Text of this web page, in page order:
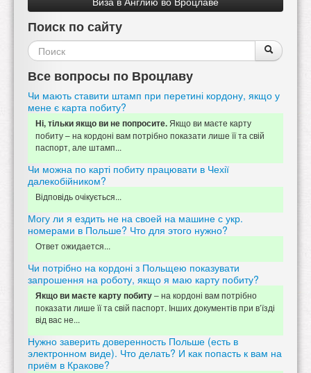
необходимо.
Поиск по сайту
Форма
поиска
Поиск
Все вопросы по Вроцлаву
Чи мають ставити штамп при перетині кордону, якщо у
мене є карта побиту?
Ні, тільки якщо ви не попросите. Якщо ви маєте карту
побиту – на кордоні вам потрібно показати лише її та свій
паспорт, але штамп...
Чи можна по карті побиту працювати в Чехії
далекобійником?
Відповідь очікується...
Могу ли я ездить не на своей на машине с укр.
номерами в Польше? Что для этого нужно?
Ответ ожидается...
Чи потрібно на кордоні з Польщею показувати
запрошення на роботу, якщо я маю карту побиту?
Якщо ви маєте карту побиту– на кордоні вам потрібно
показати лише її та свій паспорт. Інших документів при в’їзді
від вас не...
Нужно заверить доверенность Польше (есть в
электронном виде). Что делать? И как попасть к вам на
приём в Кракове?